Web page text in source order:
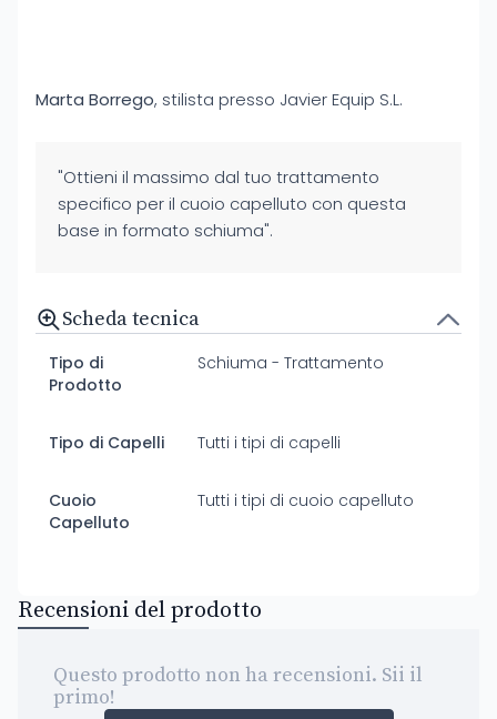
Marta Borrego, stilista presso Javier Equip S.L.
"Ottieni il massimo dal tuo trattamento
specifico per il cuoio capelluto con questa
base in formato schiuma".
Scheda tecnica
Tipo di
Prodotto
Schiuma - Trattamento
Tipo di Capelli Tutti i tipi di capelli
Cuoio
Capelluto
Tutti i tipi di cuoio capelluto
Recensioni del prodotto
Questo prodotto non ha recensioni. Sii il
primo!